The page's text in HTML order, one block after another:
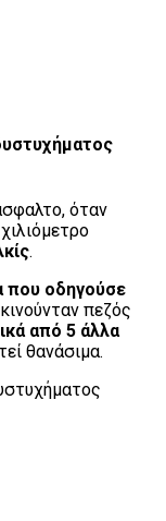
όταν
.
που οδηγούσε
πεζός
από 5 άλλα
θανάσιμα.